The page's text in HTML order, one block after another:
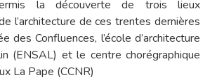
la découverte de trois lieux
l’architecture de ces trentes dernières
des Confluences, l’école d’architecture
(ENSAL) et le centre chorégraphique
La Pape (CCNR)